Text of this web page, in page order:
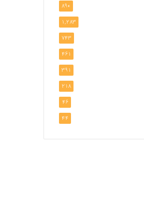
890
1,283
743
461
391
218
46
44